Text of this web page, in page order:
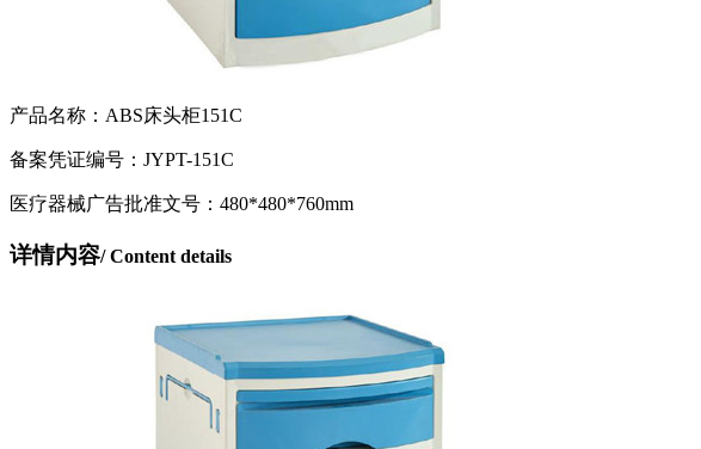
产品名称：ABS床头柜151C
备案凭证编号：JYPT-151C
医疗器械广告批准文号：480*480*760mm
详情内容/ Content details